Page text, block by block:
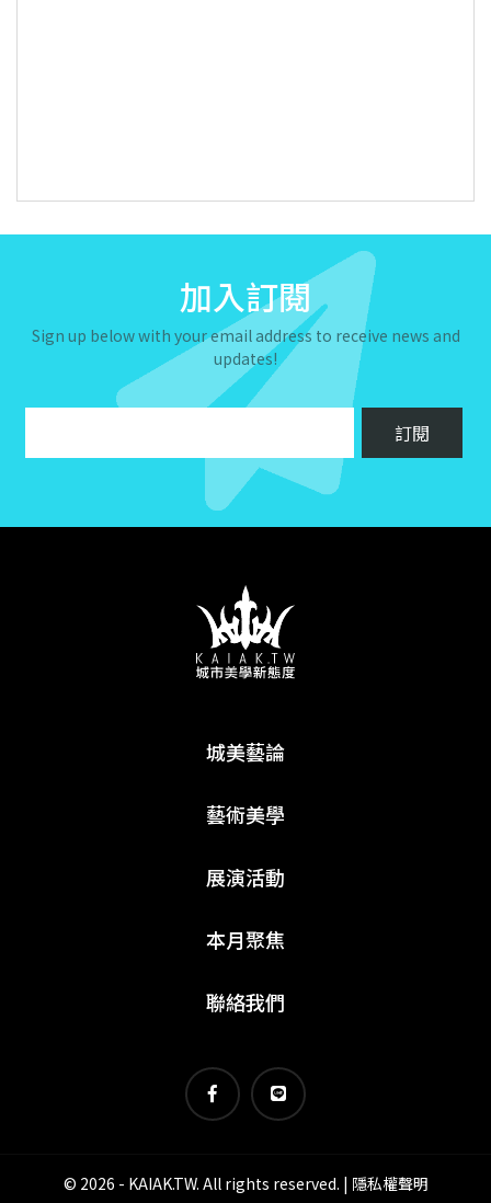
加入訂閱
Sign up below with your email address to receive news and
updates!
城美藝論
藝術美學
展演活動
本月聚焦
聯絡我們
© 2026 - KAIAK.TW. All rights reserved. | 隱私權聲明